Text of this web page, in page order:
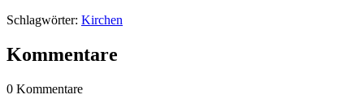
Schlagwörter: Kirchen
Kommentare
0 Kommentare